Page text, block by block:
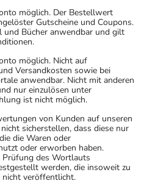
möglich. Der Bestellwert
Gutscheine und Coupons.
Bücher anwendbar und gilt
möglich. Nicht auf
Versandkosten sowie bei
anwendbar. Nicht mit anderen
nur einzulösen unter
ist nicht möglich.
von Kunden auf unseren
sicherstellen, dass diese nur
die Waren oder
oder erworben haben.
Prüfung des Wortlauts
werden, die insoweit zu
veröffentlicht.